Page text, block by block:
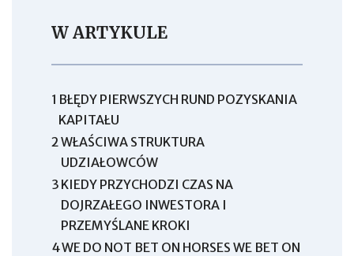
W ARTYKULE
1 BŁĘDY PIERWSZYCH RUND POZYSKANIA
KAPITAŁU
2WŁAŚCIWA STRUKTURA
UDZIAŁOWCÓW
3 KIEDY PRZYCHODZI CZAS NA
DOJRZAŁEGO INWESTORA I
PRZEMYŚLANE KROKI
4WE DO NOT BET ON HORSES WE BET ON